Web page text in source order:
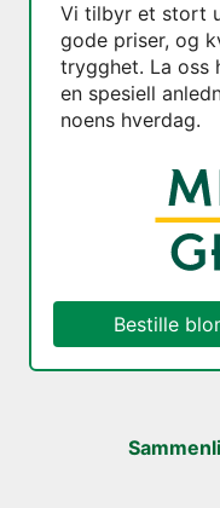
Vi tilbyr et stort
gode priser, og
trygghet. La oss
en spesiell
noens hverdag.
Bestille